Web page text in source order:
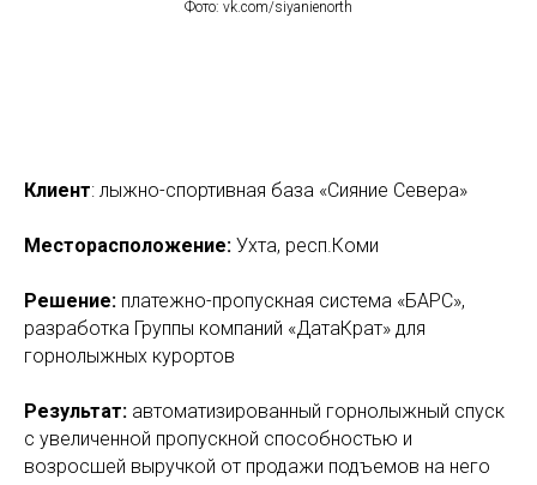
Фото: vk.com/siyanienorth
Клиент: лыжно-спортивная база «Сияние Севера»
Месторасположение: Ухта, респ.Коми
Решение: платежно-пропускная система «БАРС»,
разработка Группы компаний «ДатаКрат» для
горнолыжных курортов
Результат: автоматизированный горнолыжный спуск
с увеличенной пропускной способностью и
возросшей выручкой от продажи подъемов на него